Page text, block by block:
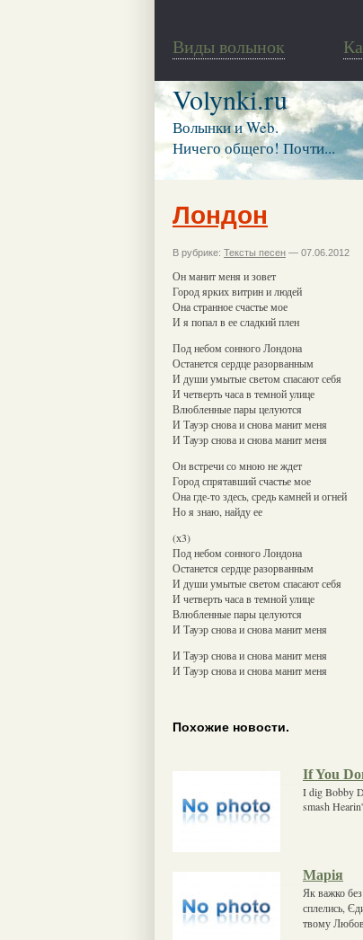
Виды волынок
Volynki.ru
Волынки и Web.
Ничего общего! Почти...
Лондон
В рубрике: Тексты песен — 07.06.2012
Он манит меня и зовет
Город ярких витрин и людей
Она странное счастье мое
И я попал в ее сладкий плен
Под небом сонного Лондона
Останется сердце разорванным
И души умытые светом спасают себя
И четверть часа в темной улице
Влюбленные пары целуются
И Тауэр снова и снова манит меня
И Тауэр снова и снова манит меня
Он встречи со мною не ждет
Город спрятавший счастье мое
Она где-то здесь, средь камней и огней
Но я знаю, найду ее
(х3)
Под небом сонного Лондона
Останется сердце разорванным
И души умытые светом спасают себя
И четверть часа в темной улице
Влюбленные пары целуются
И Тауэр снова и снова манит меня
И Тауэр снова и снова манит меня
И Тауэр снова и снова манит меня
Похожие новости.
If You
I dig Bobby
smash
Марія
Як важко
сплелись,
твому